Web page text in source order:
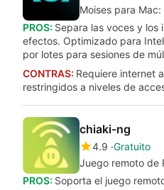
Moises para
PROS: Separa las voces y los
efectos. Optimizado para
por lotes para sesiones de
CONTRAS: Requiere internet
restringidos a niveles de
chiaki-ng
4.9 Gratuito
Juego remoto de
PROS: Soporta el juego